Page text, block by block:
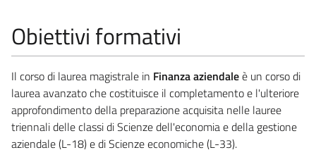
Obiettivi formativi
Il corso di laurea magistrale in Finanza aziendaleè un corso di
laurea avanzato che costituisce il completamento e l'ulteriore
approfondimento della preparazione acquisita nelle lauree
triennali delle classi di Scienze dell'economia e della gestione
aziendale (L-18) e di Scienze economiche (L-33).